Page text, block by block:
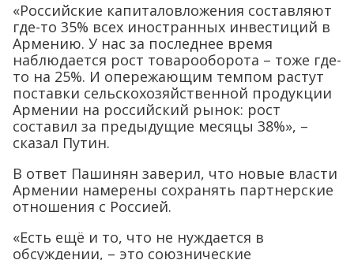
«Российские капиталовложения составляют
где-то 35% всех иностранных инвестиций в
Армению. У нас за последнее время
наблюдается рост товарооборота – тоже где-
то на 25%. И опережающим темпом растут
поставки сельскохозяйственной продукции
Армении на российский рынок: рост
составил за предыдущие месяцы 38%», –
сказал Путин.
В ответ Пашинян заверил, что новые власти
Армении намерены сохранять партнерские
отношения с Россией.
«Есть ещё и то, что не нуждается в
обсуждении, – это союзнические